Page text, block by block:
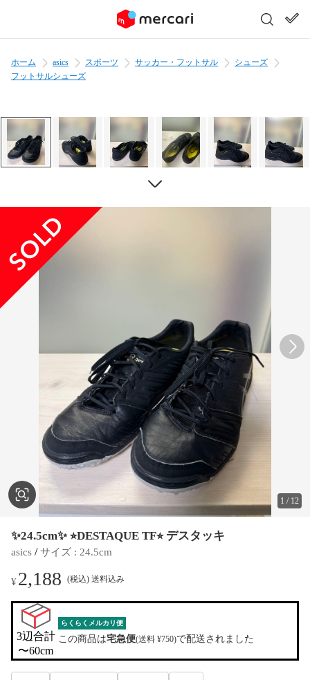
ホーム asics スポーツ サッカー・フットサル
シューズ
フットサルシューズ
1 / 12
✨24.5cm✨ ⭐︎DESTAQUE TF⭐︎ デスタッキ
asics / サイズ : 24.5cm
¥2,188 (税込) 送料込み
3辺合計
〜60cm
らくらくメルカリ便
この商品は宅急便(送料 ¥750)で配送されました